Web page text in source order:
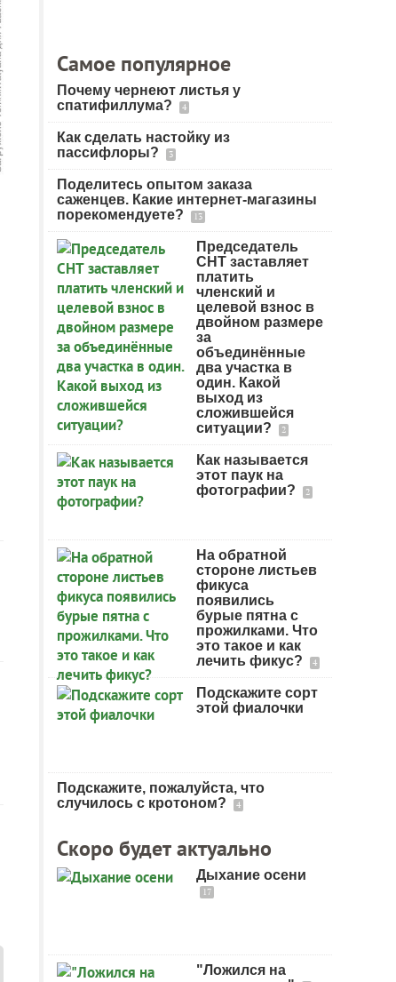
Самое популярное
Почему чернеют листья у
спатифиллума?
4
Как сделать настойку из
пассифлоры?
3
Поделитесь опытом заказа
саженцев. Какие интернет-магазины
порекомендуете?
13
Председатель
СНТ заставляет
платить
членский и
целевой взнос в
двойном размере
за
объединённые
два участка в
один. Какой
выход из
сложившейся
ситуации?
2
Как называется
этот паук на
фотографии?
2
На обратной
стороне листьев
фикуса
появились
бурые пятна с
прожилками. Что
это такое и как
лечить фикус?
4
Подскажите сорт
этой фиалочки
Подскажите, пожалуйста, что
случилось с кротоном?
4
Скоро будет актуально
Дыхание осени
17
"Ложился на